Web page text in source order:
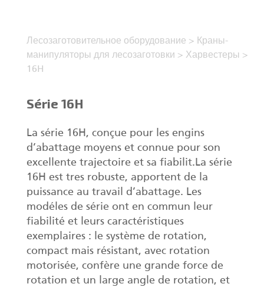
Лесозаготовительное оборудование > Краны-
манипуляторы для лесозаготовки > Харвестеры >
16H
Série 16H
La série 16H, conçue pour les engins
d’abattage moyens et connue pour son
excellente trajectoire et sa fiabilit.La série
16H est tres robuste, apportent de la
puissance au travail d’abattage. Les
modéles de série ont en commun leur
fiabilité et leurs caractéristiques
exemplaires : le système de rotation,
compact mais résistant, avec rotation
motorisée, confère une grande force de
rotation et un large angle de rotation, et